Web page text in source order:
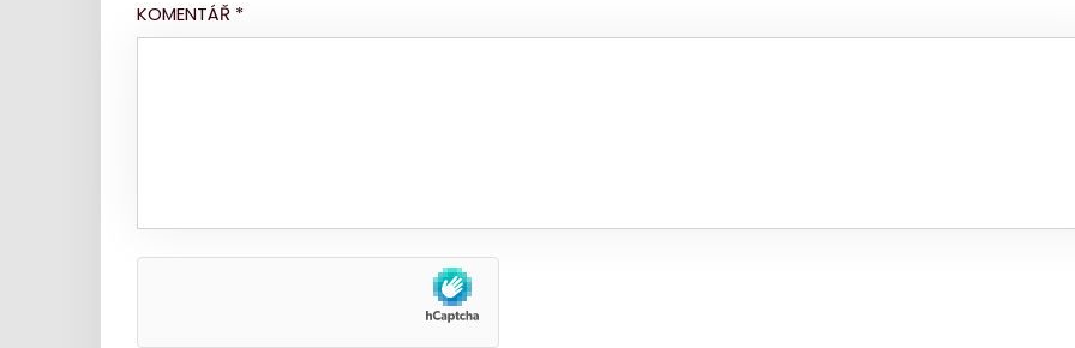
KOMENTÁŘ *